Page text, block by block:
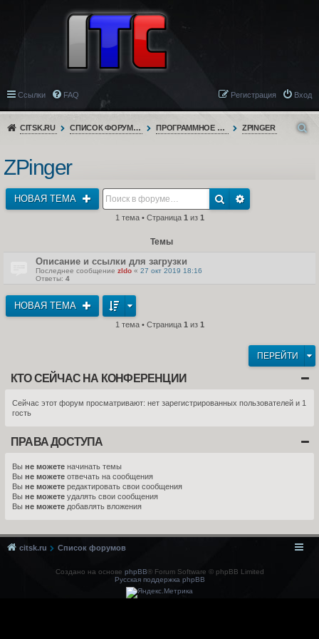
Ссылки FAQ Вход
Регистрация
CITSK.RU СПИСОК ФОРУМОВ ПРОГРАММНОЕ ОБЕСПЕЧЕНИЕ ZPINGER
ZPinger
НОВАЯ ТЕМА
1 тема • Страница 1 из 1
Темы
Описание и ссылки для загрузки
Последнее сообщение zldo « 27 окт 2019 18:16
Ответы: 4
НОВАЯ ТЕМА
1 тема • Страница 1 из 1
ПЕРЕЙТИ
КТО СЕЙЧАС НА КОНФЕРЕНЦИИ
Сейчас этот форум просматривают: нет зарегистрированных пользователей и 1
гость
ПРАВА ДОСТУПА
Вы не можете начинать темы
Вы не можете отвечать на сообщения
Вы не можете редактировать свои сообщения
Вы не можете удалять свои сообщения
Вы не можете добавлять вложения
citsk.ru Список форумов
Создано на основе phpBB® Forum Software © phpBB Limited
Русская поддержка phpBB